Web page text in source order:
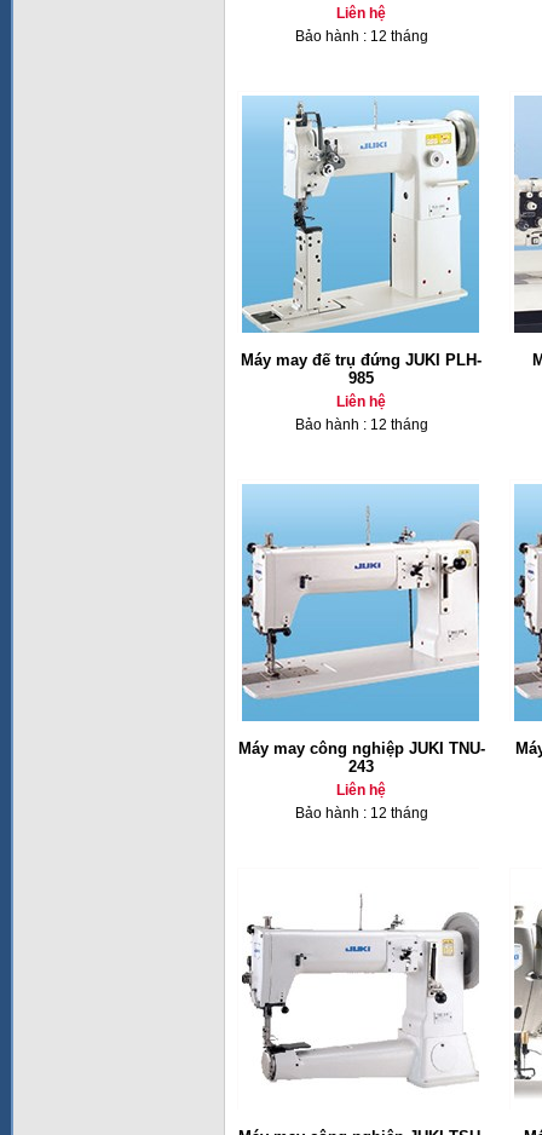
Liên hệ
Bảo hành : 12 tháng
Máy may đế trụ đứng JUKI PLH-
985
Liên hệ
Bảo hành : 12 tháng
Máy may công nghiệp JUKI TNU-
243
Liên hệ
Bảo hành : 12 tháng